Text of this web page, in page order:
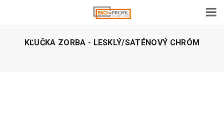
KĽUČKA ZORBA - LESKLÝ/SATÉNOVÝ CHRÓM